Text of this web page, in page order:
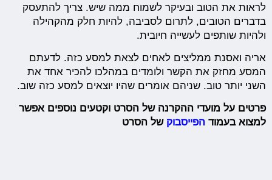
לראות את הטוב ובעיקר לשמוח ממה שיש. צריך להתעסק
בדברים הטובים, לתרום לסביבה, להיות חלק מהקהילה
ולהיות שותפים לעשייה חיובית.
אריה ואסנת ממליצים לאחים לצאת למסע כזה. לדעתם
המסע מחזק את הקשר ולומדים במהלכו להכיר אחד את
השני יותר טוב. שניהם אומרים שהיו יוצאים למסע כזה שוב.
פרטים על מועדי ההקרנה של הסרט וקטעים נוספים אפשר
למצוא בעמודהפייסבוק של הסרט